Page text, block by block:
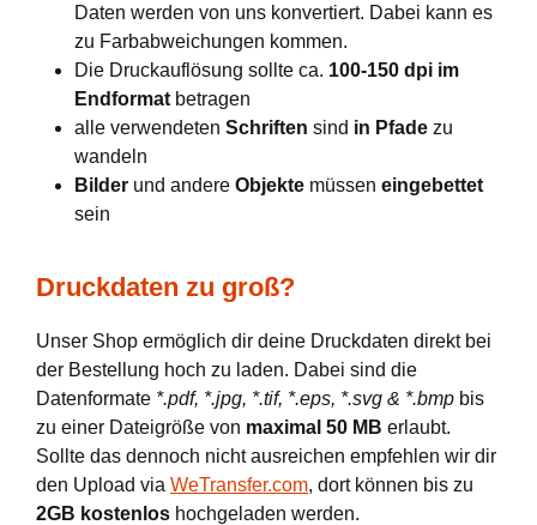
Daten werden von uns konvertiert. Dabei kann es
zu Farbabweichungen kommen.
Die Druckauflösung sollte ca. 100-150 dpi im
Endformat betragen
alle verwendeten Schriften sind in Pfade zu
wandeln
Bilder und andere Objekte müssen eingebettet
sein
Druckdaten zu groß?
Unser Shop ermöglich dir deine Druckdaten direkt bei
der Bestellung hoch zu laden. Dabei sind die
Datenformate *.pdf, *.jpg, *.tif, *.eps, *.svg & *.bmp bis
zu einer Dateigröße von maximal 50 MB erlaubt.
Sollte das dennoch nicht ausreichen empfehlen wir dir
den Upload via WeTransfer.com, dort können bis zu
2GB kostenlos hochgeladen werden.